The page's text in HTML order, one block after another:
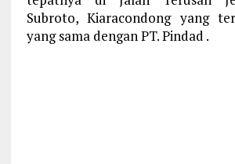
Subroto, Kiaracondong yang
yang sama dengan PT. Pindad .